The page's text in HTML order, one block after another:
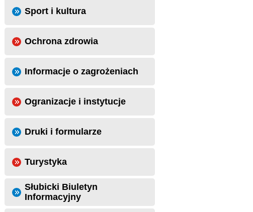
Sport i kultura
Ochrona zdrowia
Informacje o zagrożeniach
Ogranizacje i instytucje
Druki i formularze
Turystyka
Słubicki Biuletyn
Informacyjny